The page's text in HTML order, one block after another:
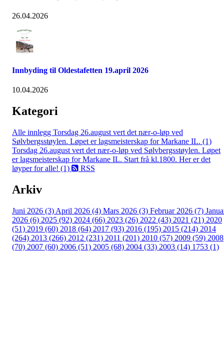
26.04.2026
Innbyding til Oldestafetten 19.april 2026
10.04.2026
Kategori
Alle innlegg Torsdag 26.august vert det nær-o-løp ved
Sølvbergsstøylen. Løpet er lagsmeisterskap for Markane IL. (1)
Torsdag 26.august vert det nær-o-løp ved Sølvbergsstøylen. Løpet
er lagsmeisterskap for Markane IL. Start frå kl.1800. Her er det
løyper for alle! (1)
RSS
Arkiv
Juni 2026 (3) April 2026 (4) Mars 2026 (3) Februar 2026 (7)
2026 (6) 2025 (92) 2024 (66) 2023 (26) 2022 (43) 2021 (21) 2020
(51) 2019 (60) 2018 (64) 2017 (93) 2016 (195) 2015 (214) 2014
(264) 2013 (266) 2012 (231) 2011 (201) 2010 (57) 2009 (59) 2008
(70) 2007 (60) 2006 (51) 2005 (68) 2004 (33) 2003 (14) 1753 (1)